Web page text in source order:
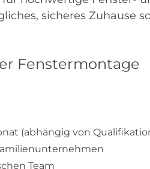
sicheres Zuhause
Fenstermontage
(abhängig von
Team